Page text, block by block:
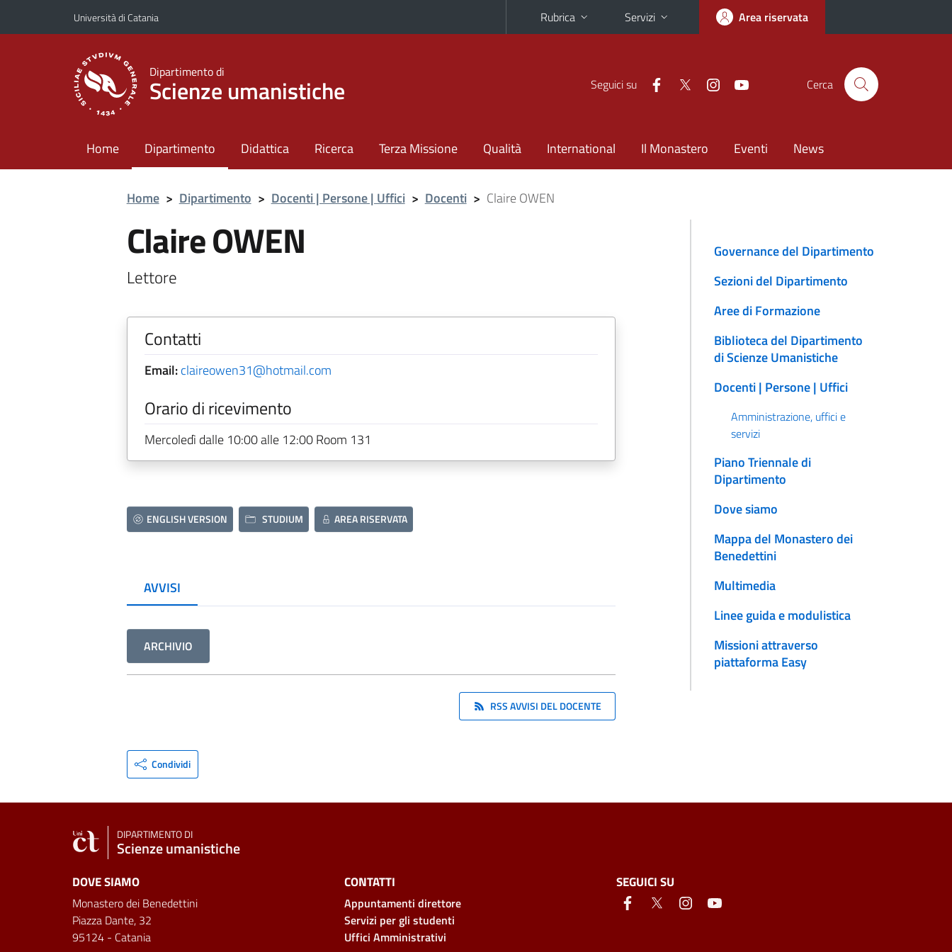
Vai al contenuto principale
Vai al menu di navigazione
Università di Catania Rubrica Servizi Area riservata
Dipartimento di
Scienze umanistiche Seguici su Cerca
Home Dipartimento Didattica Ricerca Terza Missione Qualità International Il Monastero Eventi News
Home > Dipartimento > Docenti | Persone | Uffici > Docenti > Claire OWEN
Claire OWEN
Lettore
Contatti
Email:claireowen31@hotmail.com
Orario di ricevimento
Mercoledì dalle 10:00 alle 12:00 Room 131
ENGLISH VERSION STUDIUM AREA RISERVATA
AVVISI
ARCHIVIO
RSS AVVISI DEL DOCENTE
Condividi
Governance del Dipartimento
Sezioni del Dipartimento
Aree di Formazione
Biblioteca del Dipartimento
di Scienze Umanistiche
Docenti | Persone | Uffici
Amministrazione, uffici e
servizi
Piano Triennale di
Dipartimento
Dove siamo
Mappa del Monastero dei
Benedettini
Multimedia
Linee guida e modulistica
Missioni attraverso
piattaforma Easy
DIPARTIMENTO DI
Scienze umanistiche
DOVE SIAMO
Monastero dei Benedettini
Piazza Dante, 32
95124 - Catania
CONTATTI
Appuntamenti direttore
Servizi per gli studenti
Uffici Amministrativi
SEGUICI SU